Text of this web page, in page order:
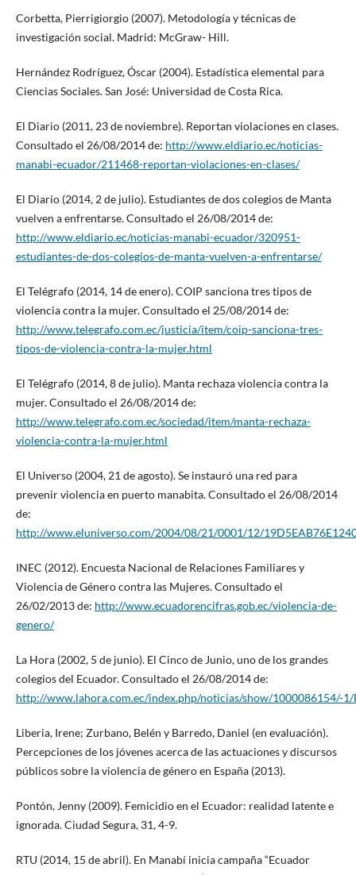
Corbetta, Pierrigiorgio (2007). Metodología y técnicas de
investigación social. Madrid: McGraw- Hill.
Hernández Rodríguez, Óscar (2004). Estadística elemental para
Ciencias Sociales. San José: Universidad de Costa Rica.
El Diario (2011, 23 de noviembre). Reportan violaciones en clases.
Consultado el 26/08/2014 de: http://www.eldiario.ec/noticias-
manabi-ecuador/211468-reportan-violaciones-en-clases/
El Diario (2014, 2 de julio). Estudiantes de dos colegios de Manta
vuelven a enfrentarse. Consultado el 26/08/2014 de:
http://www.eldiario.ec/noticias-manabi-ecuador/320951-
estudiantes-de-dos-colegios-de-manta-vuelven-a-enfrentarse/
El Telégrafo (2014, 14 de enero). COIP sanciona tres tipos de
violencia contra la mujer. Consultado el 25/08/2014 de:
http://www.telegrafo.com.ec/justicia/item/coip-sanciona-tres-
tipos-de-violencia-contra-la-mujer.html
El Telégrafo (2014, 8 de julio). Manta rechaza violencia contra la
mujer. Consultado el 26/08/2014 de:
http://www.telegrafo.com.ec/sociedad/item/manta-rechaza-
violencia-contra-la-mujer.html
El Universo (2004, 21 de agosto). Se instauró una red para
prevenir violencia en puerto manabita. Consultado el 26/08/2014
de:
http://www.eluniverso.com/2004/08/21/0001/12/
INEC (2012). Encuesta Nacional de Relaciones Familiares y
Violencia de Género contra las Mujeres. Consultado el
26/02/2013 de: http://www.ecuadorencifras.gob.ec/violencia-de-
genero/
La Hora (2002, 5 de junio). El Cinco de Junio, uno de los grandes
colegios del Ecuador. Consultado el 26/08/2014 de:
http://www.lahora.com.ec/index.php/noticias/show/1000086154/-1/
Liberia, Irene; Zurbano, Belén y Barredo, Daniel (en evaluación).
Percepciones de los jóvenes acerca de las actuaciones y discursos
públicos sobre la violencia de género en España (2013).
Pontón, Jenny (2009). Femicidio en el Ecuador: realidad latente e
ignorada. Ciudad Segura, 31, 4-9.
RTU (2014, 15 de abril). En Manabí inicia campaña “Ecuador